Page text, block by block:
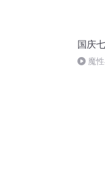
国庆
魔